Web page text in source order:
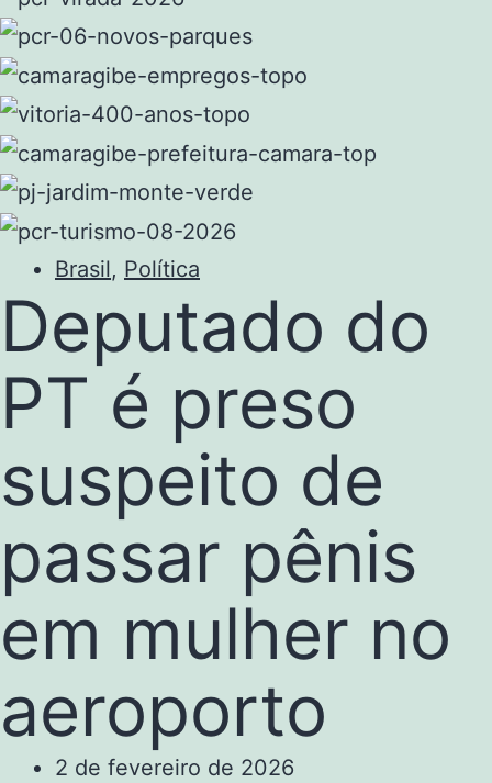
Brasil, Política
Deputado do
PT é preso
suspeito de
passar pênis
em mulher no
aeroporto
2 de fevereiro de 2026